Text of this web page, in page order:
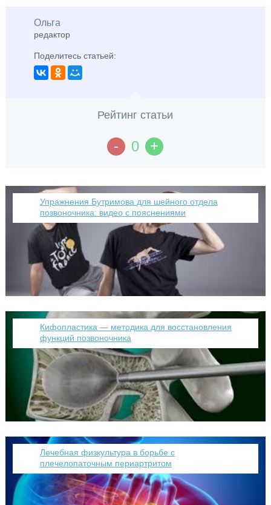
Ольга
редактор
Поделитесь статьей:
Рейтинг статьи
- 0 +
Упражнения Бутримова для шейного отдела
позвоночника: видео с пояснениями
Кифопластика — методика для восстановления
функций позвоночника
Лечебная физкультура в борьбе с
плечелопаточным периартритом